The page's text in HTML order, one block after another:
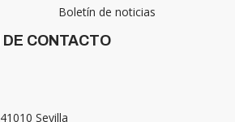
Boletín de noticias
DE CONTACTO
Sevilla